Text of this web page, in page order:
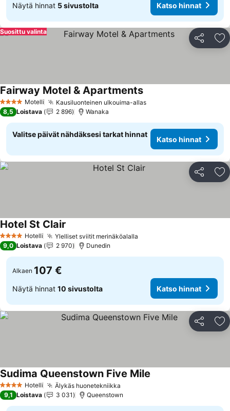
Näytä hinnat 5 sivustolta Katso hinnat
Jaa
Suosittu valinta
4 Tähtiluokitus
Motelli Kausiluonteinen ulkouima-allasKatso hinnat
Fairway Motel & ApartmentsKatso hinnat
8,5 Loistava 2 896 Wanaka
Valitse päivät nähdäksesi tarkat hinnat
Katso hinnat
Jaa
4 Tähtiluokitus
Hotelli Ylelliset sviitit merinäköalalla
Hotel St Clair
9,0 Loistava 2 970 Dunedin
Alkaen 107 €
Näytä hinnat 10 sivustolta Katso hinnat
Jaa
4 Tähtiluokitus
Hotelli Älykäs huonetekniikka
Sudima Queenstown Five Mile
9,1 Loistava 3 031 Queenstown